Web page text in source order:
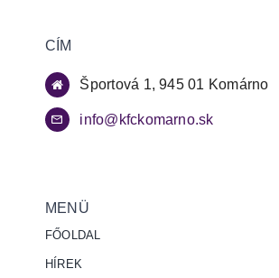
CÍM
Športová 1, 945 01 Komárno
info@kfckomarno.sk
MENÜ
FŐOLDAL
HÍREK